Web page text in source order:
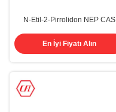
N-Etil-2-Pirrolidon NEP CAS
Solventleri
En İyi Fiyatı Alın